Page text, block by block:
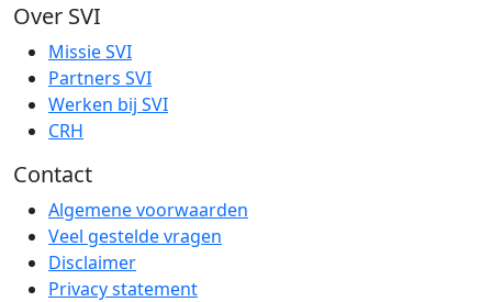
Over SVI
Missie SVI
Partners SVI
Werken bij SVI
CRH
Contact
Algemene voorwaarden
Veel gestelde vragen
Disclaimer
Privacy statement